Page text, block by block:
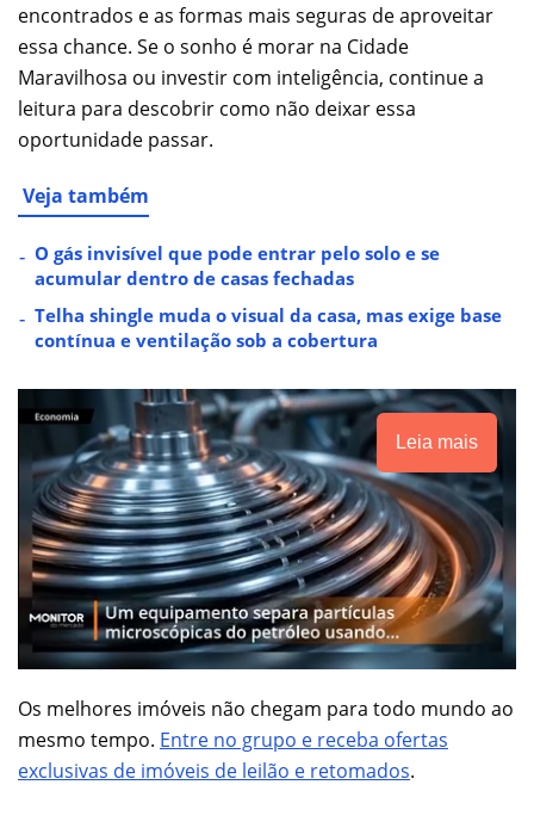
encontrados e as formas mais seguras de aproveitar
essa chance. Se o sonho é morar na Cidade
Maravilhosa ou investir com inteligência, continue a
leitura para descobrir como não deixar essa
oportunidade passar.
Veja também
O gás invisível que pode entrar pelo solo e se
acumular dentro de casas fechadas
Telha shingle muda o visual da casa, mas exige base
contínua e ventilação sob a cobertura
Leia mais
Os melhores imóveis não chegam para todo mundo ao
mesmo tempo. Entre no grupo e receba ofertas
exclusivas de imóveis de leilão e retomados.